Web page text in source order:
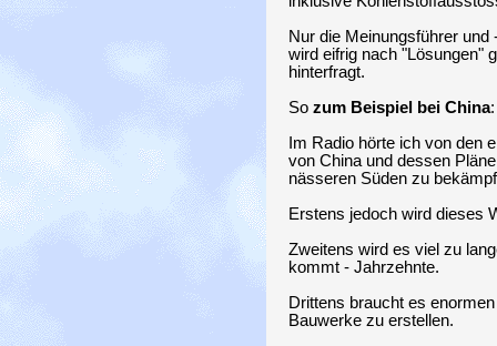
Nur die Meinungsführer
wird eifrig nach "Lösungen"
hinterfragt.
So zum Beispiel bei China:
Im Radio hörte ich von den
von China und dessen
nässeren Süden zu
Erstens jedoch wird dieses
Zweitens wird es viel zu
kommt - Jahrzehnte.
Drittens braucht es
Bauwerke zu erstellen.